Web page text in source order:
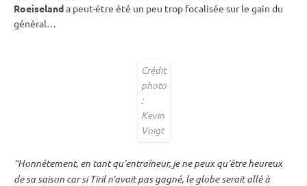
Roeiselanda peut-être été un peu trop focalisée sur le gain du
général…
Crédit
photo
:
Kevin
Voigt
“Honnêtement, en tant qu’entraîneur, je ne peux qu’être heureux
de sa saison car si Tiril n’avait pas gagné, le globe serait allé à